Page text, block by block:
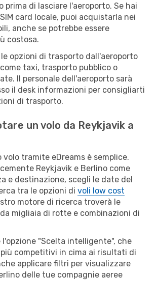
prima di lasciare l'aeroporto. Se hai
card locale, puoi acquistarla nei
anche se potrebbe essere
costosa.
opzioni di trasporto dall'aeroporto
taxi, trasporto pubblico o
Il personale dell'aeroporto sarà
il desk informazioni per consigliarti
di trasporto.
un volo da Reykjavik a
tramite eDreams è semplice.
Reykjavik e Berlino come
e destinazione, scegli le date del
tra le opzioni di voli low cost
motore di ricerca troverà le
migliaia di rotte e combinazioni di
l'opzione "Scelta intelligente", che
competitivi in cima ai risultati di
applicare filtri per visualizzare
delle tue compagnie aeree